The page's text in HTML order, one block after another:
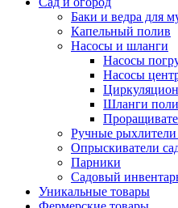
Баки и ведра для
Капельный полив
Насосы и шланги
Насосы
Насосы
Шланги
Ручные
Опрыскиватели
Парники
Садовый
Уникальные товары